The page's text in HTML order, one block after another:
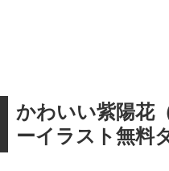
かわいい紫陽花
ーイラスト無料